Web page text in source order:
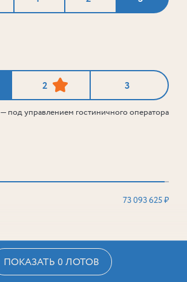
2 3
— под управлением гостиничного оператора
73 093 625 ₽
ПОКАЗАТЬ 0 ЛОТОВ